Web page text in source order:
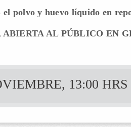
el polvo y huevo líquido en
AL PÚBLICO EN
13:00 HRS